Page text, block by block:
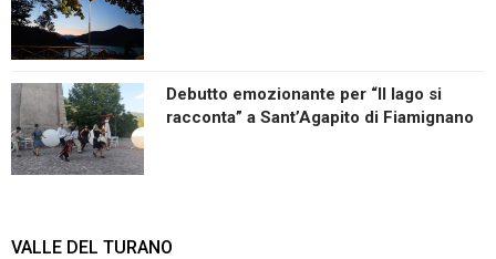
Debutto emozionante per “Il lago si
racconta” a Sant’Agapito di Fiamignano
VALLE DEL TURANO